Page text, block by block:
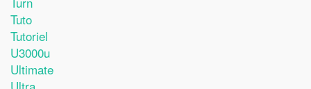
Tuto
Tutoriel
U3000u
Ultimate